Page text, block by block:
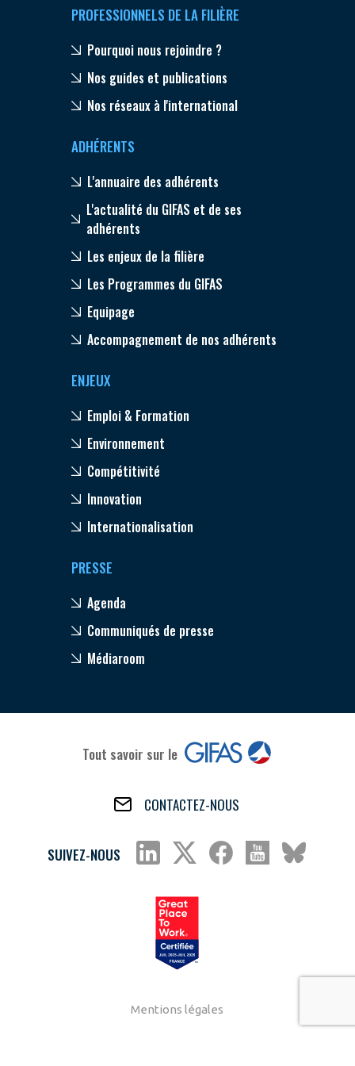
PROFESSIONNELS DE LA FILIÈRE
Pourquoi nous rejoindre ?
Nos guides et publications
Nos réseaux à l'international
ADHÉRENTS
L'annuaire des adhérents
L'actualité du GIFAS et de ses
adhérents
Les enjeux de la filière
Les Programmes du GIFAS
Equipage
Accompagnement de nos adhérents
ENJEUX
Emploi & Formation
Environnement
Compétitivité
Innovation
Internationalisation
PRESSE
Agenda
Communiqués de presse
Médiaroom
Tout savoir sur le
CONTACTEZ-NOUS
SUIVEZ-NOUS
Mentions légales